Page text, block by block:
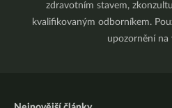
zdravotním stavem,
kvalifikovaným odborníkem.
upozornění na